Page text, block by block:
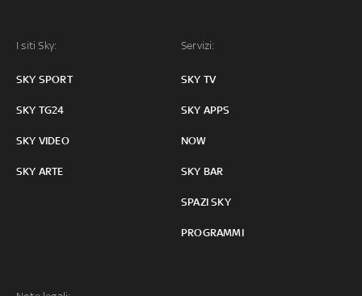
I siti Sky:
SKY SPORT
SKY TG24
SKY VIDEO
SKY ARTE
Servizi:
SKY TV
SKY APPS
NOW
SKY BAR
SPAZI SKY
PROGRAMMI